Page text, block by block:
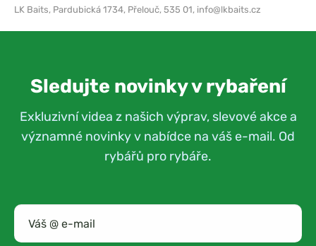
LK Baits, Pardubická 1734, Přelouč, 535 01, info@lkbaits.cz
Sledujte novinky v rybaření
Exkluzivní videa z našich výprav, slevové akce a
významné novinky v nabídce na váš e-mail. Od
rybářů pro rybáře.